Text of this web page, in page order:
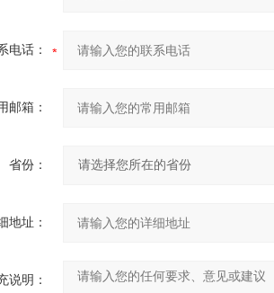
电话：
邮箱：
省份：
地址：
说明：